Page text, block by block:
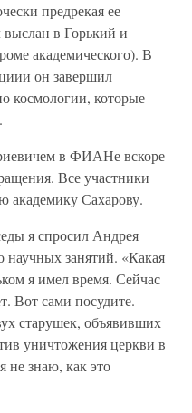
предрекая ее
в Горький и
академического). В
он завершил
космологии, которые
в ФИАНе вскоре
Все участники
академику Сахарову.
я спросил Андрея
научных занятий. «Какая
я имел время. Сейчас
Вот сами посудите.
старушек, объявивших
уничтожения церкви в
не знаю, как это